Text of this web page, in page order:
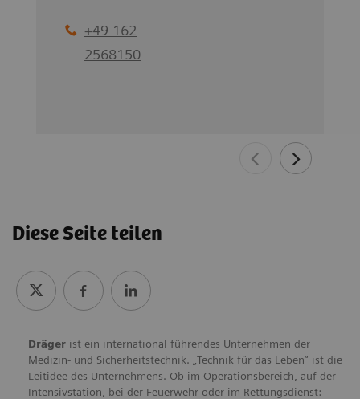
+49 162
2568150
Diese Seite teilen
Dräger ist ein international führendes Unternehmen der
Medizin- und Sicherheitstechnik. „Technik für das Leben“ ist die
Leitidee des Unternehmens. Ob im Operationsbereich, auf der
Intensivstation, bei der Feuerwehr oder im Rettungsdienst: